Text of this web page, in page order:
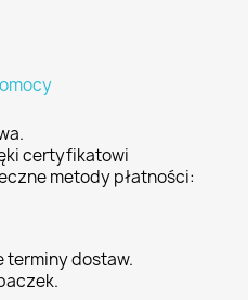
certyfikatowi
metody płatności:
terminy dostaw.